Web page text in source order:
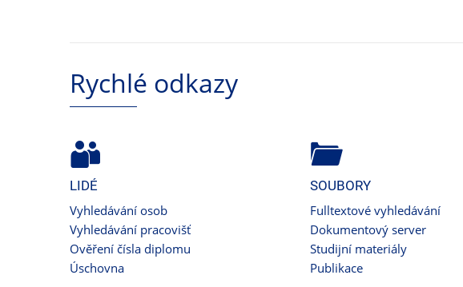
Rychlé odkazy
LIDÉ
Vyhledávání osob
Vyhledávání pracovišť
Ověření čísla diplomu
Úschovna
SOUBORY
Fulltextové vyhledávání
Dokumentový server
Studijní materiály
Publikace